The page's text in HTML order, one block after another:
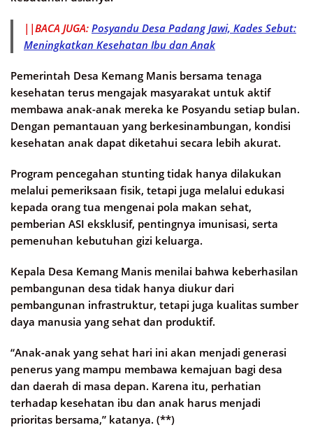
||BACA JUGA: Posyandu Desa Padang Jawi, Kades Sebut:
Meningkatkan Kesehatan Ibu dan Anak
Pemerintah Desa Kemang Manis bersama tenaga
kesehatan terus mengajak masyarakat untuk aktif
membawa anak-anak mereka ke Posyandu setiap bulan.
Dengan pemantauan yang berkesinambungan, kondisi
kesehatan anak dapat diketahui secara lebih akurat.
Program pencegahan stunting tidak hanya dilakukan
melalui pemeriksaan fisik, tetapi juga melalui edukasi
kepada orang tua mengenai pola makan sehat,
pemberian ASI eksklusif, pentingnya imunisasi, serta
pemenuhan kebutuhan gizi keluarga.
Kepala Desa Kemang Manis menilai bahwa keberhasilan
pembangunan desa tidak hanya diukur dari
pembangunan infrastruktur, tetapi juga kualitas sumber
daya manusia yang sehat dan produktif.
“Anak-anak yang sehat hari ini akan menjadi generasi
penerus yang mampu membawa kemajuan bagi desa
dan daerah di masa depan. Karena itu, perhatian
terhadap kesehatan ibu dan anak harus menjadi
prioritas bersama,” katanya. (**)